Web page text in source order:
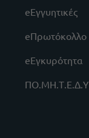
eΕγγυητικές
eΠρωτόκολλο
eΕγκυρότητα
ΠΟ.ΜΗ.Τ.Ε.Δ.Υ.